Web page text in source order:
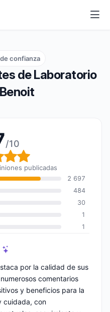
de Laboratorio
confianza
/10
global: 9,7
publicadas
2 697
484
30
1
1
por la calidad de sus
comentarios
y beneficios para la
cuidada, con